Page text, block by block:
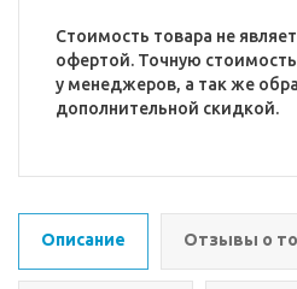
Стоимость товара не
офертой. Точную
у менеджеров, а так же
дополнительной скидкой.
Описание Отзывы о